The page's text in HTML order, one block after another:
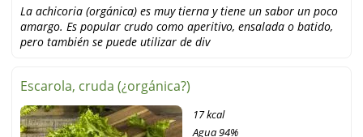
La achicoria (orgánica) es muy tierna y tiene un sabor un poco
amargo. Es popular crudo como aperitivo, ensalada o batido,
pero también se puede utilizar de div
Escarola, cruda (¿orgánica?)
17 kcal
Agua94%